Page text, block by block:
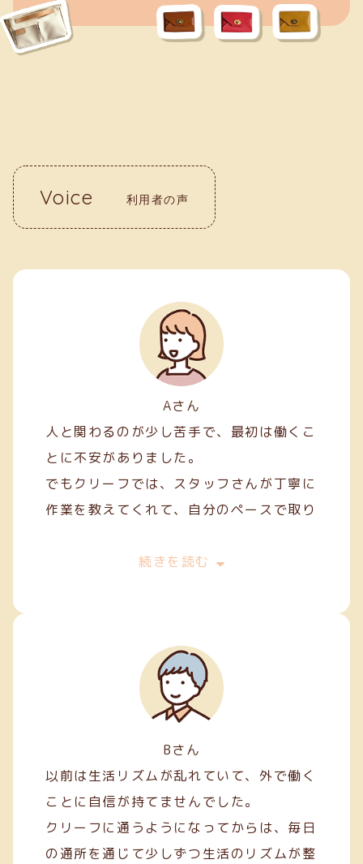
Voice 利用者の声
Aさん
人と関わるのが少し苦手で、最初は働くこ
とに不安がありました。
でもクリーフでは、スタッフさんが丁寧に
作業を教えてくれて、自分のペースで取り
最初は両面テープ貼りや裁縫などの簡単な
続きを読む
Bさん
以前は生活リズムが乱れていて、外で働く
ことに自信が持てませんでした。
クリーフに通うようになってからは、毎日
の通所を通じて少しずつ生活のリズムが整